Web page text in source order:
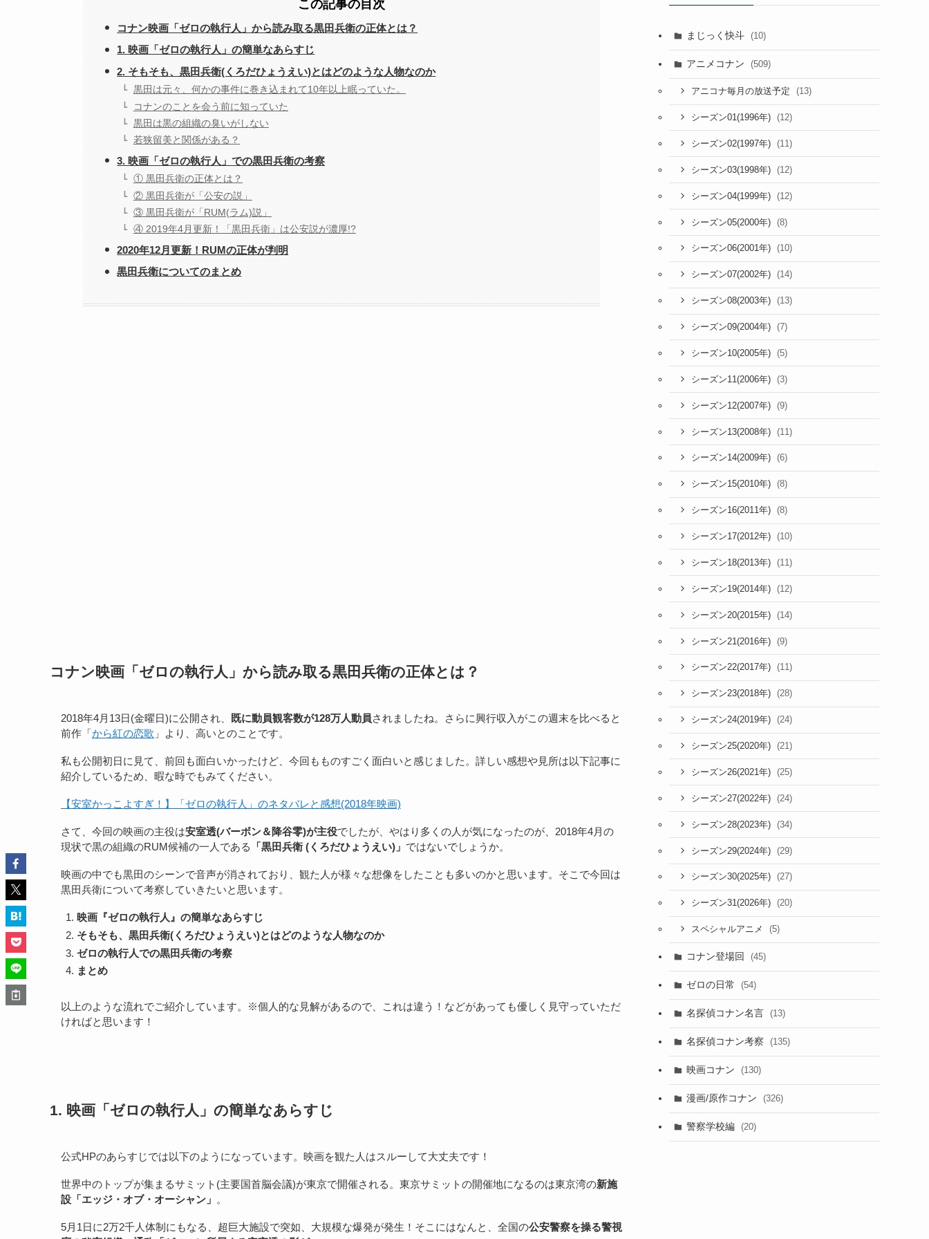
この記事の目次
コナン映画「ゼロの執行人」から読み取る黒田兵衛の正体とは？
1. 映画「ゼロの執行人」の簡単なあらすじ
2. そもそも、黒田兵衛(くろだひょうえい)とはどのような人物なのか
黒田は元々、何かの事件に巻き込まれて10年以上眠っていた。
コナンのことを会う前に知っていた
黒田は黒の組織の臭いがしない
若狭留美と関係がある？
3. 映画「ゼロの執行人」での黒田兵衛の考察
① 黒田兵衛の正体とは？
② 黒田兵衛が「公安の説」
③ 黒田兵衛が「RUM(ラム)説」
④ 2019年4月更新！「黒田兵衛」は公安説が濃厚!?
2020年12月更新！RUMの正体が判明
黒田兵衛についてのまとめ
コナン映画「ゼロの執行人」から読み取る黒田兵衛の正体とは？
2018年4月13日(金曜日)に公開され、 既に動員観客数が128万人動員されましたね。さらに興行収入がこの週末を比べると
前作「から紅の恋歌 」より、高いとのことです。
私も公開初日に見て、前回も面白いかったけど、今回もものすごく面白いと感じました。詳しい感想や見所は以下記事に
紹介しているため、暇な時でもみてください。
【安室かっこよすぎ！】「ゼロの執行人」のネタバレと感想(2018年映画)
さて、今回の映画の主役は安室透(バーボン＆降谷零)が主役でしたが、やはり多くの人が気になったのが、2018年4月の
現状で黒の組織のRUM候補の一人である
「黒田兵衛 (くろだひょうえい)」 ではないでしょうか。
映画の中でも黒田のシーンで音声が消されており、観た人が様々な想像をしたことも多いのかと思います。そこで今回は
黒田兵衛について考察していきたいと思います。
映画『ゼロの執行人』の簡単なあらすじ
そもそも、黒田兵衛(くろだひょうえい)とはどのような人物なのか
ゼロの執行人での黒田兵衛の考察
まとめ
以上のような流れでご紹介しています。※個人的な見解があるので、これは違う！などがあっても優しく見守っていただ
ければと思います！
1. 映画「ゼロの執行人」の簡単なあらすじ
公式HPのあらすじでは以下のようになっています。映画を観た人はスルーして大丈夫です！
世界中のトップが集まるサミット(主要国首脳会議)が東京で開催される。東京サミットの開催地になるのは東京湾の新施
設「エッジ・オブ・オーシャン」 。
5月1日に2万2千人体制にもなる、超巨大施設で突如、大規模な爆発が発生！そこにはなんと、全国の公安警察を操る警視
まじっく快斗 (10)
アニメコナン (509)
アニコナ毎月の放送予定 (13)
シーズン01(1996年) (12)
シーズン02(1997年) (11)
シーズン03(1998年) (12)
シーズン04(1999年) (12)
シーズン05(2000年) (8)
シーズン06(2001年) (10)
シーズン07(2002年) (14)
シーズン08(2003年) (13)
シーズン09(2004年) (7)
シーズン10(2005年) (5)
シーズン11(2006年) (3)
シーズン12(2007年) (9)
シーズン13(2008年) (11)
シーズン14(2009年) (6)
シーズン15(2010年) (8)
シーズン16(2011年) (8)
シーズン17(2012年) (10)
シーズン18(2013年) (11)
シーズン19(2014年) (12)
シーズン20(2015年) (14)
シーズン21(2016年) (9)
シーズン22(2017年) (11)
シーズン23(2018年) (28)
シーズン24(2019年) (24)
シーズン25(2020年) (21)
シーズン26(2021年) (25)
シーズン27(2022年) (24)
シーズン28(2023年) (34)
シーズン29(2024年) (29)
シーズン30(2025年) (27)
シーズン31(2026年) (20)
スペシャルアニメ (5)
コナン登場回 (45)
ゼロの日常 (54)
名探偵コナン名言 (13)
名探偵コナン考察 (135)
映画コナン (130)
漫画/原作コナン (326)
警察学校編 (20)